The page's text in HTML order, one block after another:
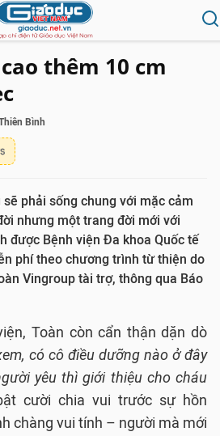
thêm 10 cm
Bình
phải sống chung với mặc cảm
nhưng một trang đời mới với
được Bệnh viện Đa khoa Quốc tế
phí theo chương trình từ thiện do
Vingroup tài trợ, thông qua Báo
Toàn còn cẩn thận dặn dò
có cô điều dưỡng nào ở đây
yêu thì giới thiệu cho cháu
cười chia vui trước sự hồn
chàng vui tính – người mà mới